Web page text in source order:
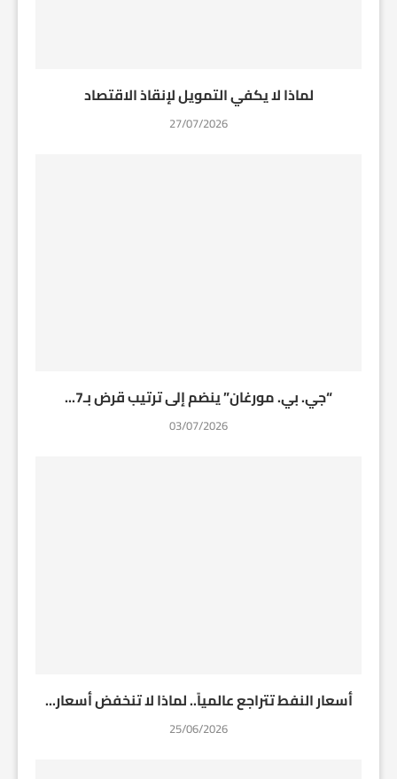
لماذا لا يكفي التمويل لإنقاذ الاقتصاد
27/07/2026
“جي. بي. مورغان” ينضم إلى ترتيب قرض بـ7...
03/07/2026
أسعار النفط تتراجع عالمياً.. لماذا لا تنخفض أسعار...
25/06/2026